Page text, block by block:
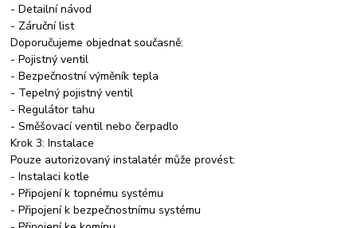
- Detailní návod
- Záruční list
Doporučujeme objednat současně:
- Pojistný ventil
- Bezpečnostní výměník tepla
- Tepelný pojistný ventil
- Regulátor tahu
- Směšovací ventil nebo čerpadlo
Krok 3: Instalace
Pouze autorizovaný instalatér může provést:
- Instalaci kotle
- Připojení k topnému systému
- Připojení k bezpečnostnímu systému